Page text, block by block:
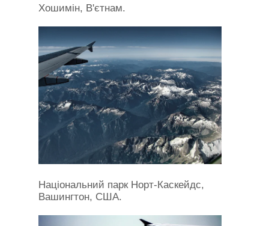
Хошимін, В'єтнам.
Національний парк Норт-Каскейдс,
Вашингтон, США.